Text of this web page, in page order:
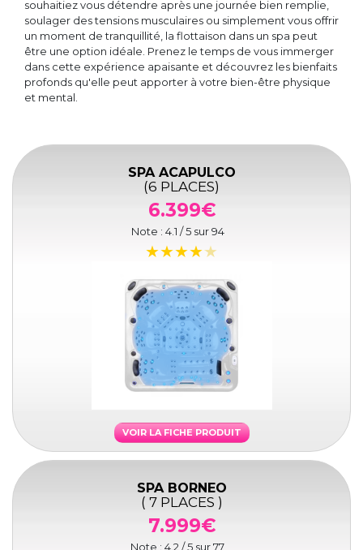
souhaitiez vous détendre après une journée bien remplie,
soulager des tensions musculaires ou simplement vous offrir
un moment de tranquillité, la flottaison dans un spa peut
être une option idéale. Prenez le temps de vous immerger
dans cette expérience apaisante et découvrez les bienfaits
profonds qu'elle peut apporter à votre bien-être physique
et mental.
SPA ACAPULCO
(6 PLACES)
6.399€
Note : 4.1 / 5 sur94
VOIR LA FICHE PRODUIT
SPA BORNEO
( 7 PLACES )
7.999€
Note : 4.2 / 5 sur77